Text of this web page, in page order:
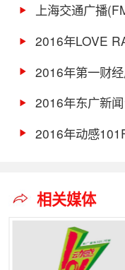
上海交通广播
2016年LOVE
2016年第一财
2016年东广新
2016年动感
相关媒体